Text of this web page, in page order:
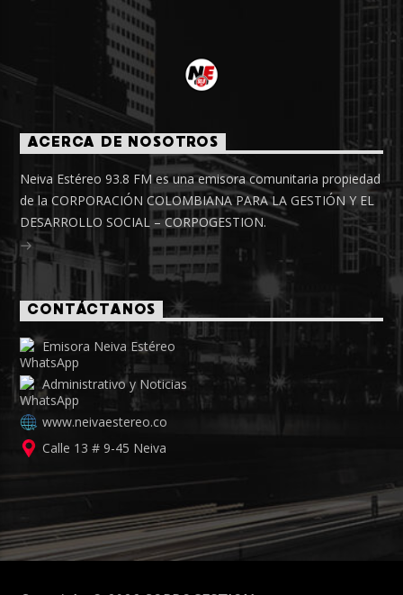
ACERCA DE NOSOTROS
Neiva Estéreo 93.8 FM es una emisora comunitaria propiedad
de la CORPORACIÓN COLOMBIANA PARA LA GESTIÓN Y EL
DESARROLLO SOCIAL – CORPOGESTION.
CONTÁCTANOS
Emisora Neiva Estéreo
Administrativo y Noticias
www.neivaestereo.co
Calle 13 # 9-45 Neiva